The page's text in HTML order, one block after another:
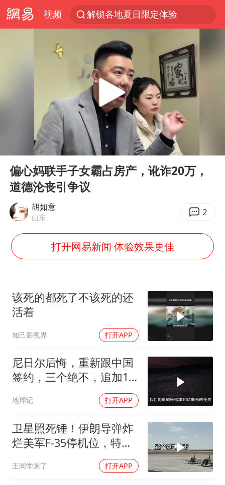
视频
解锁各地夏日限定体验
富婆带资进组给自己硬加60多场吻戏
酒店回应车内过夜被收150元
名创优品一次性内裤 颜面尽失
“六爷”挂一颗出场
金饰克价一夜涨回1300元
白海豚将正面袭击贯穿浙江
牛津大学一纸声明甩不了锅
浙江台州《告全体市民书》
香港宏福苑火灾或由烟头引起
黄金创今年来最大单周涨幅
网传《披荆斩棘2026》名单
36岁男演员成景区NPC后人气爆棚
Play
00:00
偏心妈联手子女霸占房产，讹诈20万，
道德沦丧引争议
胡如意
山东 2
打开网易新闻 体验效果更佳
该死的都死了不该死的还
活着
知己影视界 打开APP
尼日尔后悔，重新跟中国
签约，三个绝不，追加10
地球记 打开APP
卫星照死锤！伊朗导弹炸
烂美军F-35停机位，特朗
王同学来了 打开APP